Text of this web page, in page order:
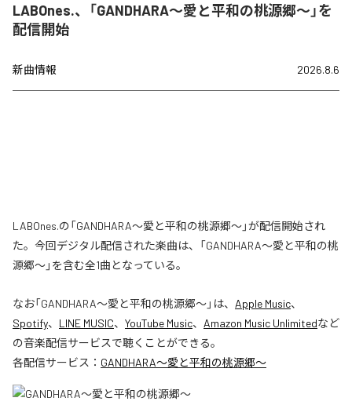
LABOnes.、「GANDHARA〜愛と平和の桃源郷〜」を
配信開始
新曲情報 2026.8.6
LABOnes.の「GANDHARA〜愛と平和の桃源郷〜」が配信開始され
た。今回デジタル配信された楽曲は、「GANDHARA〜愛と平和の桃
源郷〜」を含む全1曲となっている。
なお「GANDHARA〜愛と平和の桃源郷〜」は、 Apple Music、
Spotify、 LINE MUSIC、 YouTube Music、 Amazon Music Unlimitedなど
の音楽配信サービスで聴くことができる。
各配信サービス： GANDHARA〜愛と平和の桃源郷〜